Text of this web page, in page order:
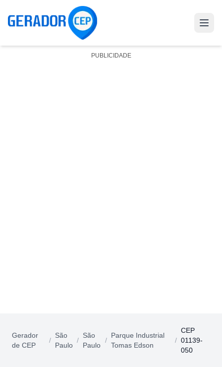
PUBLICIDADE
Gerador
de CEP
/
São
Paulo
/
São
Paulo
/
Parque Industrial
Tomas Edson
/
CEP
01139-
050